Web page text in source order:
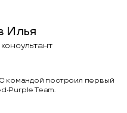
Илья
командой построил первый
Purple Team.